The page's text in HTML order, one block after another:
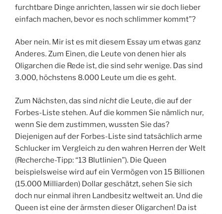
furchtbare Dinge anrichten, lassen wir sie doch lieber
einfach machen, bevor es noch schlimmer kommt”?
Aber nein. Mir ist es mit diesem Essay um etwas ganz
Anderes. Zum Einen, die Leute von denen hier als
Oligarchen die Rede ist, die sind sehr wenige. Das sind
3.000, höchstens 8.000 Leute um die es geht.
Zum Nächsten, das sind nichtdie Leute, die auf der
Forbes-Liste stehen. Auf die kommen Sie nämlich nur,
wenn Sie dem zustimmen, wussten Sie das?
Diejenigen auf der Forbes-Liste sind tatsächlich arme
Schlucker im Vergleich zu den wahren Herren der Welt
(Recherche-Tipp: “13 Blutlinien”). Die Queen
beispielsweise wird auf ein Vermögen von 15 Billionen
(15.000 Milliarden) Dollar geschätzt, sehen Sie sich
doch nur einmal ihren Landbesitz weltweit an. Und die
Queen ist eine der ärmsten dieser Oligarchen! Da ist